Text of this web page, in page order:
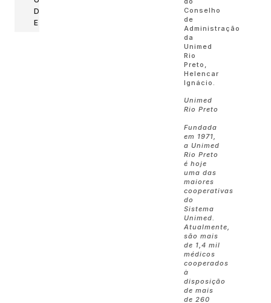
D
E
Conselho
de
Administração
da
Unimed
Rio
Preto,
Helencar
Ignácio.
Unimed
Rio Preto
Fundada
em 1971,
a Unimed
Rio Preto
é hoje
uma das
maiores
cooperativas
do
Sistema
Unimed.
Atualmente,
são mais
de 1,4 mil
médicos
cooperados
à
disposição
de mais
de 260